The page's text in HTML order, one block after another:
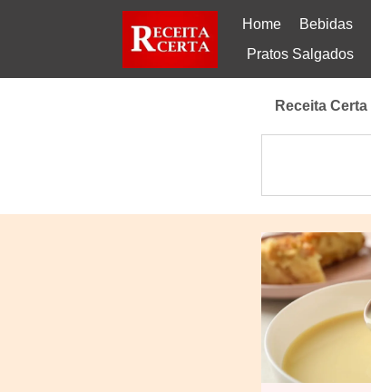
Home Bebidas
Pratos Salgados
Receita Certa